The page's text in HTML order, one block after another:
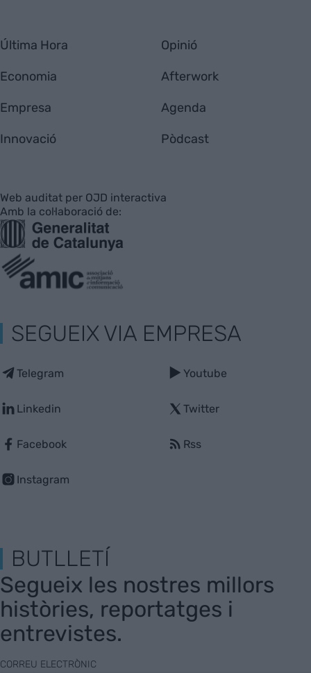
Última Hora
Economia
Empresa
Innovació
Opinió
Afterwork
Agenda
Pòdcast
Web auditat per OJD interactiva
Amb la col·laboració de:
SEGUEIX VIA EMPRESA
Telegram
Linkedin
Facebook
Instagram
Youtube
Twitter
Rss
BUTLLETÍ
Segueix les nostres millors
històries, reportatges i
entrevistes.
CORREU ELECTRÒNIC